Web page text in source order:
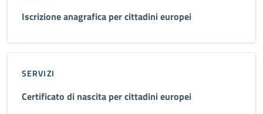
Iscrizione anagrafica per cittadini europei
SERVIZI
Certificato di nascita per cittadini europei